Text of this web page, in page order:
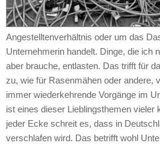
Angestelltenverhältnis oder um das
Unternehmerin handelt. Dinge, die ich
aber brauche, entlasten. Das trifft für
zu, wie für Rasenmähen oder andere,
immer wiederkehrende Vorgänge im
ist eines dieser Lieblingsthemen vieler
jeder Ecke schreit es, dass in
verschlafen wird. Das betrifft wohl